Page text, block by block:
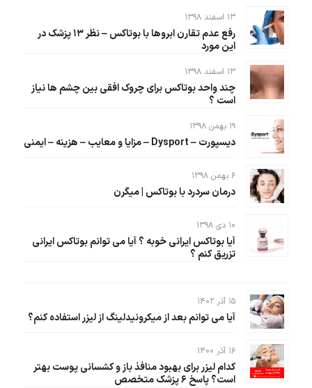
۱۳ اسفند ۱۳۹۸
رفع عدم تقارن ابروها با بوتاکس – نظر ۱۳ پزشک در
این مورد
۱۳ اسفند ۱۳۹۸
چند واحد بوتاکس برای چروک افقی بین چشم ها نیاز
است ؟
۱۹ بهمن ۱۳۹۸
دیسپورت – Dysport – مزایا و معایب – هزینه – ایمنی
۶ بهمن ۱۳۹۸
درمان سردرد با بوتاکس | میگرن
۱۰ دی ۱۳۹۸
آیا بوتاکس ایرانی خوبه ؟ آیا می توانم بوتاکس ایرانی
تزریق کنم ؟
۱۵ آذر ۱۴۰۲
آیا می توانم بعد از میکرونیدلینگ از لیزر استفاده کنم؟
۱۶ آذر ۱۴۰۰
کدام لیزر برای بهبود منافذ باز و کشسانی پوست بهتر
است؟ پاسخ ۶ پزشک متخصص